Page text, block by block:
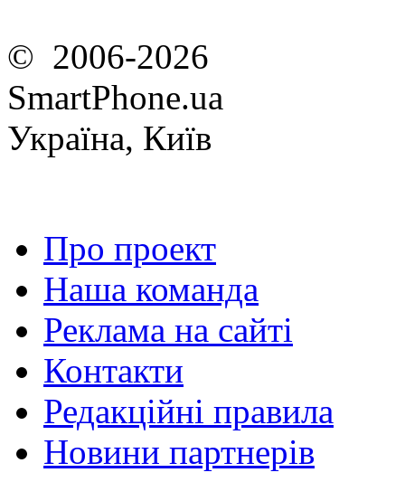
© 2006-2026
SmartPhone.ua
Україна, Київ
Про проект
Наша команда
Реклама на сайті
Контакти
Редакційні правила
Новини партнерів